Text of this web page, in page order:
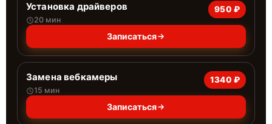
Установка драйверов
20 мин
950 ₽
Записаться
Замена вебкамеры
15 мин
1340 ₽
Записаться